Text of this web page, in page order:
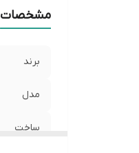
مشخصات
برند
مدل
ساخت